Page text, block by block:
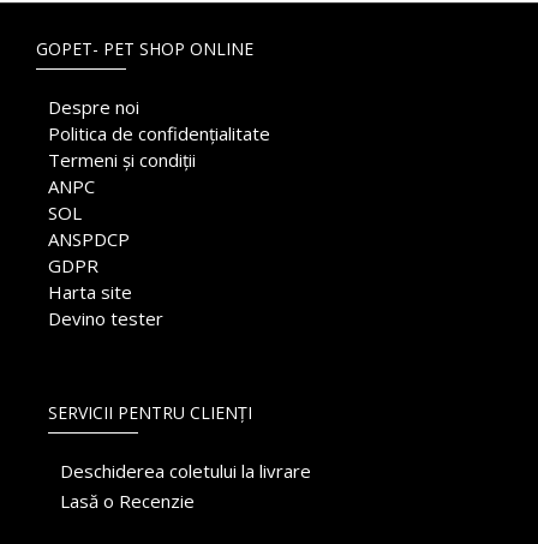
GOPET- PET SHOP ONLINE
Despre noi
Politica de confidențialitate
Termeni și condiții
ANPC
SOL
ANSPDCP
GDPR
Harta site
Devino tester
SERVICII PENTRU CLIENȚI
Deschiderea coletului la livrare
Lasă o Recenzie